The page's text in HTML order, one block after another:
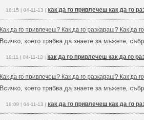
18:15 | 04-11-13 | как да го привлечеш как да го
Как да го привлечеш? Как да го разкараш? Как да
Всичко, което трябва да знаете за мъжете,
18:11 | 04-11-13 | как да го привлечеш как да го
Как да го привлечеш? Как да го разкараш? Как да
Всичко, което трябва да знаете за мъжете,
18:09 | 04-11-13 | как да го привлечеш как да го